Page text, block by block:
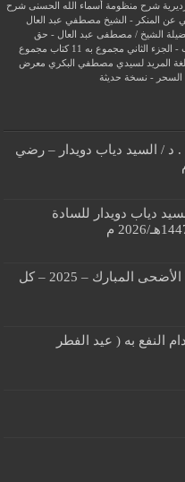
شرح منظومة أسماء الله الحسنى شرح
عن المنكر - الشيخ مصطفي عبد العال
الشيخ / مصطفى عبد العال - حق
- الجزء الثاني مجموع به 11 كتاب
مجموع
المريد لسيدي مصطفي البكري معرض
السحر - نسخة حديثة
. د / السيد دياب دويدار – رضي
دياب دويدار للسادة
معايدة سيدنا الشيخ رضي الله عنه بعيد الأضحى المبارك – 2025 – كل
النفع به ( عيد الفطر